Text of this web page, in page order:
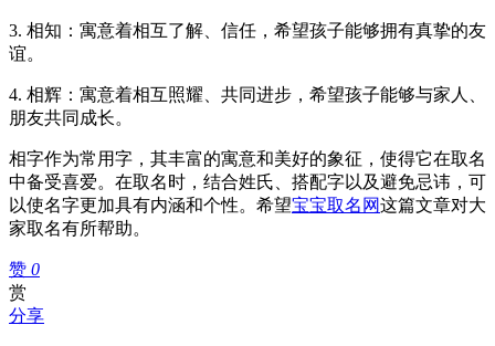
3. 相知：寓意着相互了解、信任，希望孩子能够拥有真挚的友
谊。
4. 相辉：寓意着相互照耀、共同进步，希望孩子能够与家人、
朋友共同成长。
相字作为常用字，其丰富的寓意和美好的象征，使得它在取名
中备受喜爱。在取名时，结合姓氏、搭配字以及避免忌讳，可
以使名字更加具有内涵和个性。希望宝宝取名网这篇文章对大
家取名有所帮助。
赞 0
赏
分享